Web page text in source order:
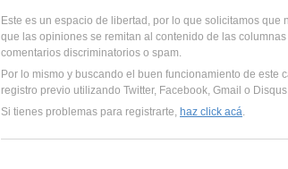
Este es un espacio de libertad, por lo que solicitamos que
que las opiniones se remitan al contenido de las
comentarios discriminatorios o spam.
Por lo mismo y buscando el buen funcionamiento de este
registro previo utilizando Twitter, Facebook, Gmail o
Si tienes problemas para registrarte, haz click acá.